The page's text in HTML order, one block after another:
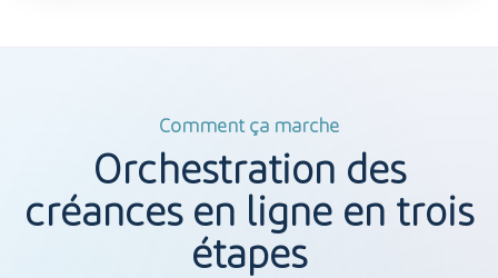
Comment ça marche
Orchestration des
créances en ligne en trois
étapes